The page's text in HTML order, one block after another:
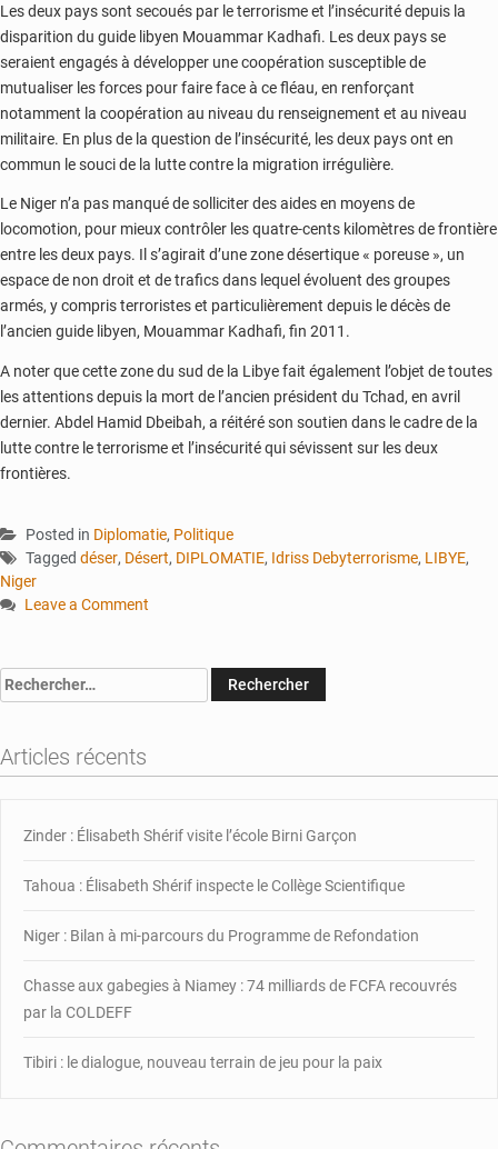
Les deux pays sont secoués par le terrorisme et l’insécurité depuis la
disparition du guide libyen Mouammar Kadhafi. Les deux pays se
seraient engagés à développer une coopération susceptible de
mutualiser les forces pour faire face à ce fléau, en renforçant
notamment la coopération au niveau du renseignement et au niveau
militaire. En plus de la question de l’insécurité, les deux pays ont en
commun le souci de la lutte contre la migration irrégulière.
Le Niger n’a pas manqué de solliciter des aides en moyens de
locomotion, pour mieux contrôler les quatre-cents kilomètres de frontière
entre les deux pays. Il s’agirait d’une zone désertique « poreuse », un
espace de non droit et de trafics dans lequel évoluent des groupes
armés, y compris terroristes et particulièrement depuis le décès de
l’ancien guide libyen, Mouammar Kadhafi, fin 2011.
A noter que cette zone du sud de la Libye fait également l’objet de toutes
les attentions depuis la mort de l’ancien président du Tchad, en avril
dernier. Abdel Hamid Dbeibah, a réitéré son soutien dans le cadre de la
lutte contre le terrorisme et l’insécurité qui sévissent sur les deux
frontières.
Posted in Diplomatie, Politique
Tagged déser, Désert, DIPLOMATIE, Idriss Debyterrorisme, LIBYE,
Niger
Leave a Comment
la
soutien
lutte
le
Rechercher :
Articles récents
Zinder : Élisabeth Shérif visite l’école Birni Garçon
Tahoua : Élisabeth Shérif inspecte le Collège Scientifique
Niger : Bilan à mi-parcours du Programme de Refondation
Chasse aux gabegies à Niamey : 74 milliards de FCFA recouvrés
par la COLDEFF
Tibiri : le dialogue, nouveau terrain de jeu pour la paix